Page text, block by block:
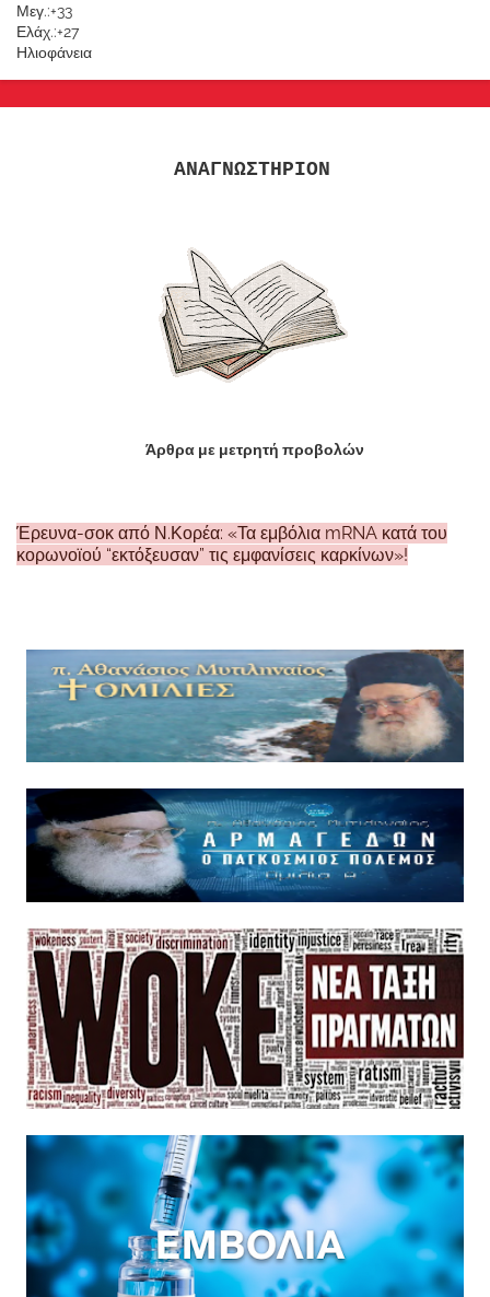
Μεγ.:+33
Ελάχ.:+27
Ηλιοφάνεια
ΑΝΑΓΝΩΣΤΗΡΙΟΝ
Άρθρα με μετρητή προβολών
Έρευνα-σοκ από Ν.Κορέα: «Τα εμβόλια mRNA κατά του
κορωνοϊού “εκτόξευσαν” τις εμφανίσεις καρκίνων»!